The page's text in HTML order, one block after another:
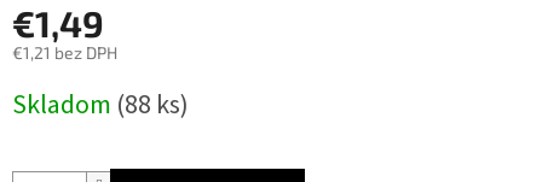
€1,49
€1,21 bez DPH
cena:
Skladom (88 ks)